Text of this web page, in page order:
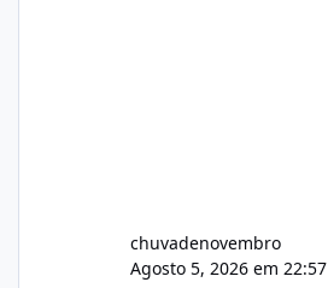
chuvadenovembro
Agosto 5, 2026 em 22:57